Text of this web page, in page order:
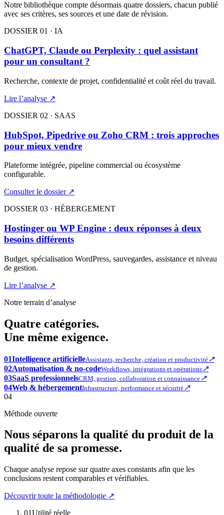
Notre bibliothèque compte désormais quatre dossiers, chacun publié
avec ses critères, ses sources et une date de révision.
DOSSIER 01 · IA
ChatGPT, Claude ou Perplexity : quel assistant
pour un consultant ?
Recherche, contexte de projet, confidentialité et coût réel du travail.
Lire l’analyse ↗
DOSSIER 02 · SAAS
HubSpot, Pipedrive ou Zoho CRM : trois approches
pour mieux vendre
Plateforme intégrée, pipeline commercial ou écosystème
configurable.
Consulter le dossier ↗
DOSSIER 03 · HÉBERGEMENT
Hostinger ou WP Engine : deux réponses à deux
besoins différents
Budget, spécialisation WordPress, sauvegardes, assistance et niveau
de gestion.
Lire l’analyse ↗
Notre terrain d’analyse
Quatre catégories.
Une même exigence.
01Intelligence artificielleAssistants, recherche, création et productivité↗
02Automatisation & no-codeWorkflows, intégrations et opérations↗
03SaaS professionnelsCRM, gestion, collaboration et connaissance↗
04Web & hébergementInfrastructure, performance et sécurité↗
04
Méthode ouverte
Nous séparons la qualité du produit de la
qualité de sa promesse.
Chaque analyse repose sur quatre axes constants afin que les
conclusions restent comparables et vérifiables.
Découvrir toute la méthodologie ↗
01Utilité réelle